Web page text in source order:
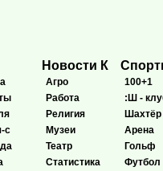
с
Новости К
Агро
Работа
Религия
Музеи
Театр
Статистика
100+1
:Ш -
Шахтёр
Арена
Гольф
Футбол